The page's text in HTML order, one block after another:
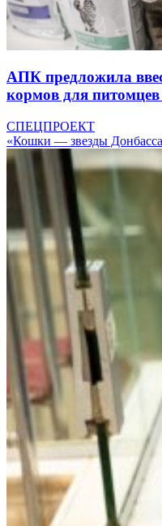
АПК предложила
кормов для питомцев
СПЕЦПРОЕКТ
«Кошки — звезды